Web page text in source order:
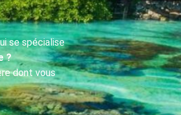
se spécialise
?
dont vous